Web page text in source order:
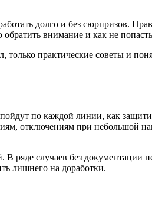
долго и без сюрпризов.
внимание и как не
практические советы и
по каждой линии, как
отключениям при небольшой
ряде случаев без документации
лишнего на доработки.